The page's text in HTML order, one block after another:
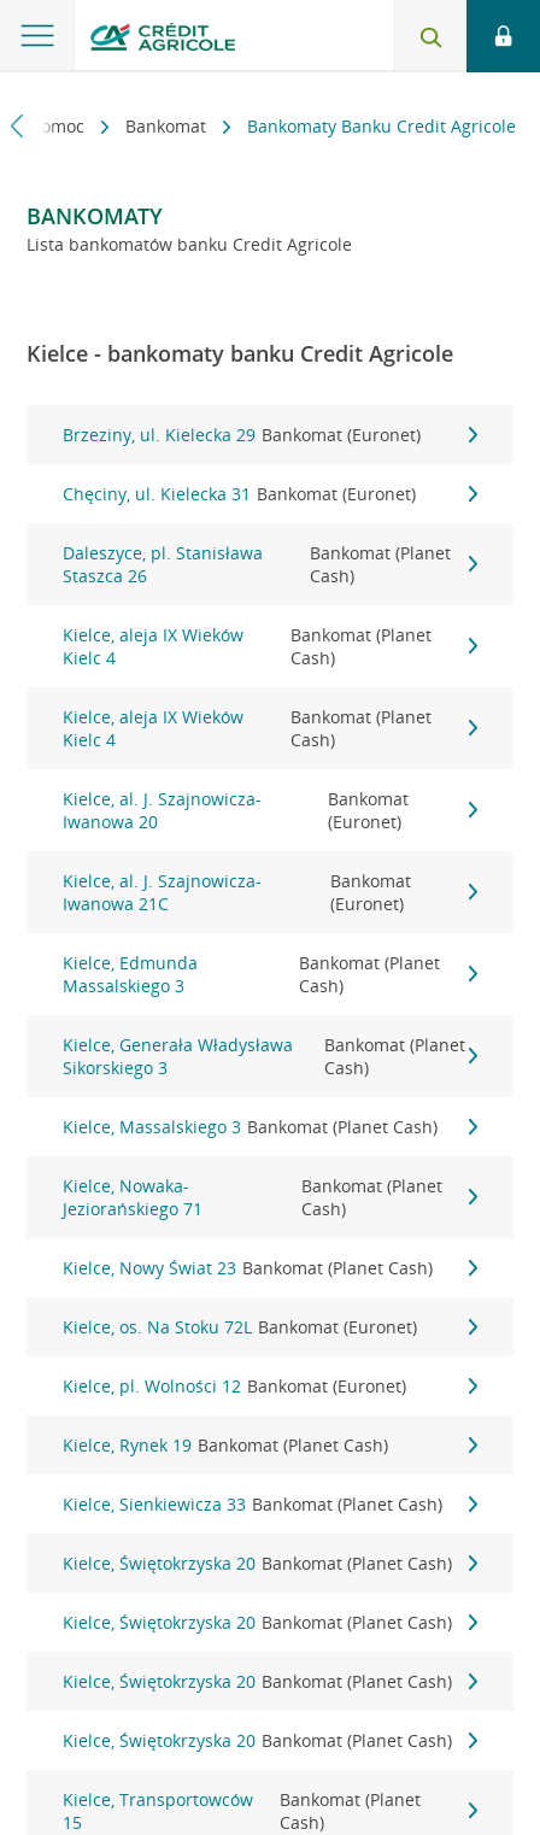
i pomoc Bankomat Bankomaty Banku Credit Agricole
BANKOMATY
Lista bankomatów banku Credit Agricole
Kielce - bankomaty banku Credit Agricole
Brzeziny, ul. Kielecka 29 Bankomat (Euronet)
Chęciny, ul. Kielecka 31 Bankomat (Euronet)
Daleszyce, pl. Stanisława
Staszca 26
Bankomat (Planet
Cash)
Kielce, aleja IX Wieków
Kielc 4
Bankomat (Planet
Cash)
Kielce, aleja IX Wieków
Kielc 4
Bankomat (Planet
Cash)
Kielce, al. J. Szajnowicza-
Iwanowa 20
Bankomat
(Euronet)
Kielce, al. J. Szajnowicza-
Iwanowa 21C
Bankomat
(Euronet)
Kielce, Edmunda
Massalskiego 3
Bankomat (Planet
Cash)
Kielce, Generała Władysława
Sikorskiego 3
Bankomat (Planet
Cash)
Kielce, Massalskiego 3 Bankomat (Planet Cash)
Kielce, Nowaka-
Jeziorańskiego 71
Bankomat (Planet
Cash)
Kielce, Nowy Świat 23 Bankomat (Planet Cash)
Kielce, os. Na Stoku 72L Bankomat (Euronet)
Kielce, pl. Wolności 12 Bankomat (Euronet)
Kielce, Rynek 19 Bankomat (Planet Cash)
Kielce, Sienkiewicza 33 Bankomat (Planet Cash)
Kielce, Świętokrzyska 20 Bankomat (Planet Cash)
Kielce, Świętokrzyska 20 Bankomat (Planet Cash)
Kielce, Świętokrzyska 20 Bankomat (Planet Cash)
Kielce, Świętokrzyska 20 Bankomat (Planet Cash)
Kielce, Transportowców
15
Bankomat (Planet
Cash)